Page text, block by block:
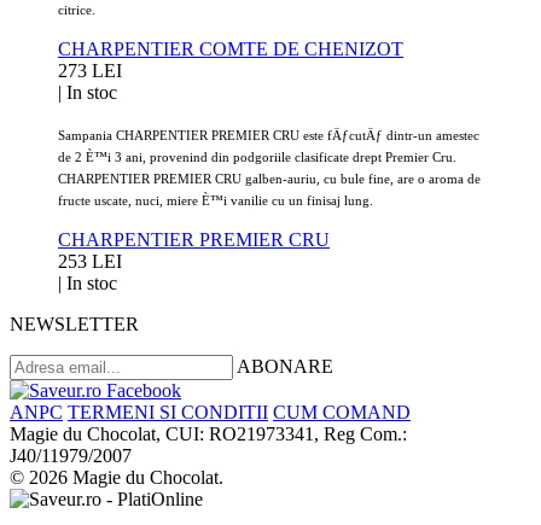
citrice.
CHARPENTIER COMTE DE CHENIZOT
273 LEI
| In stoc
Sampania CHARPENTIER PREMIER CRU este fÄƒcutÄƒ dintr-un amestec
de 2 È™i 3 ani, provenind din podgoriile clasificate drept Premier Cru.
CHARPENTIER PREMIER CRU galben-auriu, cu bule fine, are o aroma de
fructe uscate, nuci, miere È™i vanilie cu un finisaj lung.
CHARPENTIER PREMIER CRU
253 LEI
| In stoc
NEWSLETTER
ABONARE
ANPC TERMENI SI CONDITII CUM COMAND
Magie du Chocolat, CUI: RO21973341, Reg Com.:
J40/11979/2007
© 2026 Magie du Chocolat.